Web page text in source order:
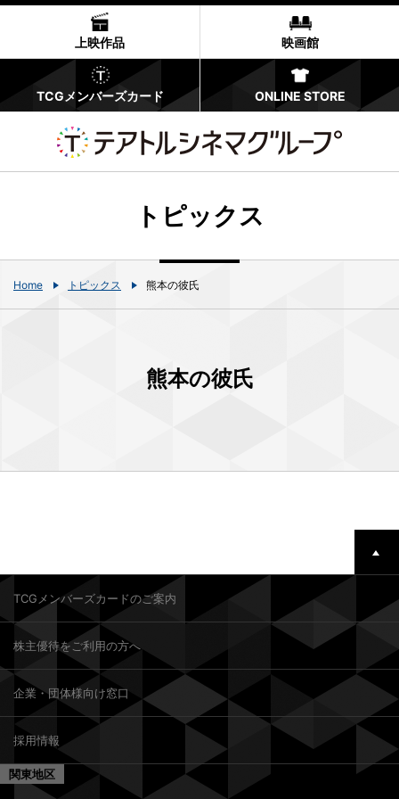
上映作品 映画館
TCGメンバーズカード ONLINE STORE
トピックス
Home トピックス 熊本の彼氏
熊本の彼氏
TCGメンバーズカードのご案内
株主優待をご利用の方へ
企業・団体様向け窓口
採用情報
関東地区